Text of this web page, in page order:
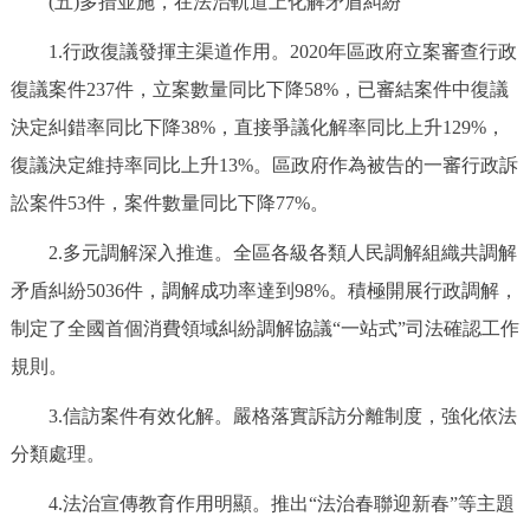
1.行政復議發揮主渠道作用。2020年區政府立案審查行政
復議案件237件，立案數量同比下降58%，已審結案件中復議
決定糾錯率同比下降38%，直接爭議化解率同比上升129%，
復議決定維持率同比上升13%。區政府作為被告的一審行政訴
訟案件53件，案件數量同比下降77%。
2.多元調解深入推進。全區各級各類人民調解組織共調解
矛盾糾紛5036件，調解成功率達到98%。積極開展行政調解，
制定了全國首個消費領域糾紛調解協議“一站式”司法確認工作
規則。
3.信訪案件有效化解。嚴格落實訴訪分離制度，強化依法
分類處理。
4.法治宣傳教育作用明顯。推出“法治春聯迎新春”等主題